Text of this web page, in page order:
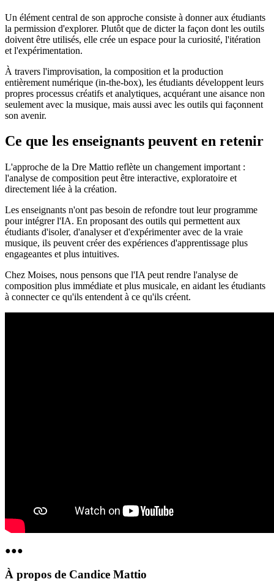
Un élément central de son approche consiste à donner aux étudiants
la permission d'explorer. Plutôt que de dicter la façon dont les outils
doivent être utilisés, elle crée un espace pour la curiosité, l'itération
et l'expérimentation.
À travers l'improvisation, la composition et la production
entièrement numérique (in-the-box), les étudiants développent leurs
propres processus créatifs et analytiques, acquérant une aisance non
seulement avec la musique, mais aussi avec les outils qui façonnent
son avenir.
Ce que les enseignants peuvent en retenir
L'approche de la Dre Mattio reflète un changement important :
l'analyse de composition peut être interactive, exploratoire et
directement liée à la création.
Les enseignants n'ont pas besoin de refondre tout leur programme
pour intégrer l'IA. En proposant des outils qui permettent aux
étudiants d'isoler, d'analyser et d'expérimenter avec de la vraie
musique, ils peuvent créer des expériences d'apprentissage plus
engageantes et plus intuitives.
Chez Moises, nous pensons que l'IA peut rendre l'analyse de
composition plus immédiate et plus musicale, en aidant les étudiants
à connecter ce qu'ils entendent à ce qu'ils créent.
●●●
À propos de Candice Mattio